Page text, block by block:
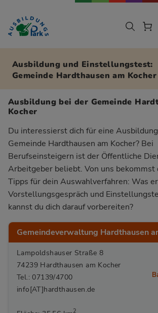
Zur Navigation springen
Zu den Hauptinhalten springen
Ausbildung und Einstellungstest:
Gemeinde Hardthausen am Kocher
Ausbildung bei der Gemeinde
Kocher
Du interessierst dich für eine
Gemeinde Hardthausen am Kocher? Bei
Berufseinsteigern ist der Öffentliche
Arbeitgeber beliebt. Von uns bekommst
Tipps für dein Auswahlverfahren: Was
Vorstellungsgespräch und
kannst du dich darauf vorbereiten?
Gemeindeverwaltung Hardthausen
Lampoldshauser Straße 8
74239 Hardthausen am Kocher
Tel.: 07139/4700
info[AT]hardthausen.de
2